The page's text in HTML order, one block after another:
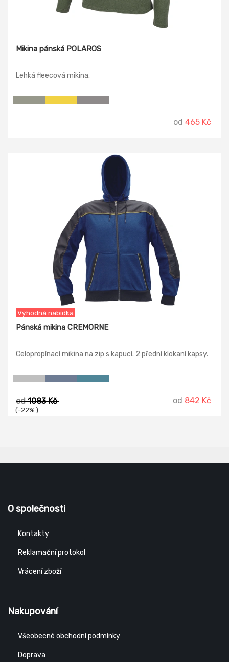
Mikina pánská POLAROS
Lehká fleecová mikina.
od 465 Kč
Výhodná nabídka
Pánská mikina CREMORNE
Celopropínací mikina na zip s kapucí. 2 přední klokaní kapsy.
od1083 Kč
(-22% )
od 842 Kč
O společnosti
Kontakty
Reklamační protokol
Vrácení zboží
Nakupování
Všeobecné obchodní podmínky
Doprava